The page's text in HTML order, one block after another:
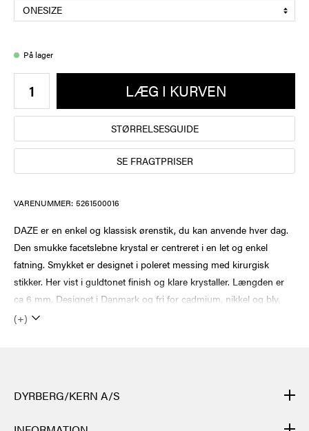
På lager
LÆG I KURVEN
STØRRELSESGUIDE
SE FRAGTPRISER
VARENUMMER: 5261500016
DAZE er en enkel og klassisk ørenstik, du kan anvende hver dag.
Den smukke facetslebne krystal er centreret i en let og enkel
fatning. Smykket er designet i poleret messing med kirurgisk
stikker. Her vist i guldtonet finish og klare krystaller. Længden er
ca 6 mm. Designet i Danmark og fri for cadmium, nikkel og bly.
(+)
DYRBERG/KERN A/S
DYRBERG/KERNs produkter er håndlavede og gennemgår mange